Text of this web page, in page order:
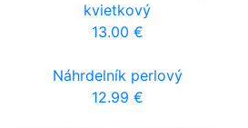
kvietkový
13.00 €
Náhrdelník perlový
12.99 €